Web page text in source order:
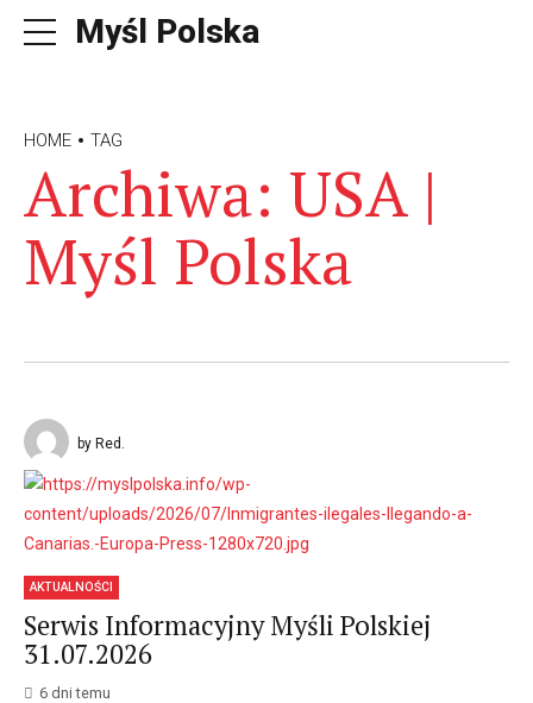
Myśl Polska
HOME TAG
Archiwa: USA |
Myśl Polska
by Red.
AKTUALNOŚCI
Serwis Informacyjny Myśli Polskiej
31.07.2026
6 dni temu